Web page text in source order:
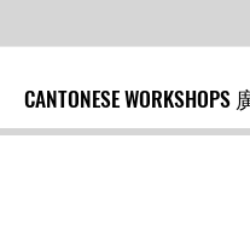
CANTONESE
CANTONESE